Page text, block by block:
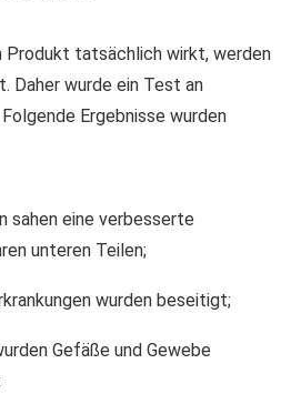
Produkt tatsächlich wirkt, werden
Daher wurde ein Test an
Ergebnisse wurden
sahen eine verbesserte
unteren Teilen;
wurden beseitigt;
Gefäße und Gewebe